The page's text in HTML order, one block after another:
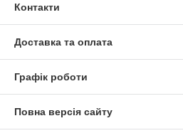
Контакти
Доставка та оплата
Графік роботи
Повна версія сайту